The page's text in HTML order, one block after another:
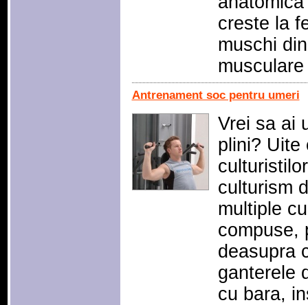
creste la
muschi
Antrenament soc pentru umeri
Vrei sa ai
plini? Uite
culturism
multiple
compuse,
deasupra
ganterele
cu bara,